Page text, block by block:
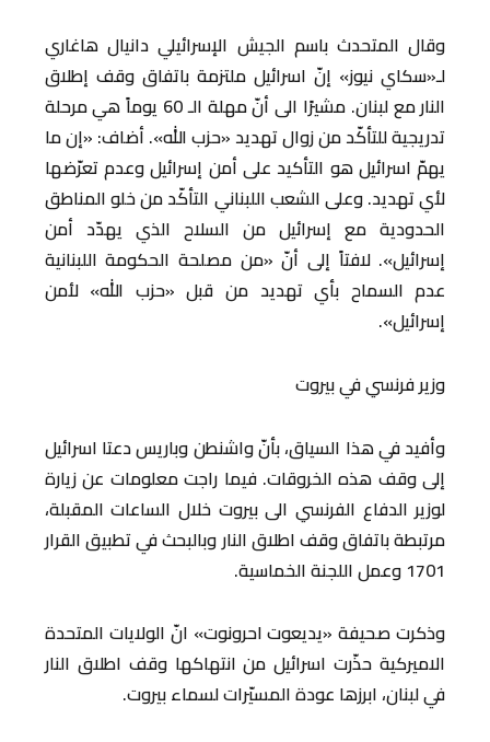
وقال المتحدث باسم الجيش الإسرائيلي دانيال هاغاري
لـ«سكاي نيوز» إنّ اسرائيل ملتزمة باتفاق وقف إطلاق
النار مع لبنان. مشيرًا الى أنّ مهلة الـ 60 يوماً هي مرحلة
تدريجية للتأكّد من زوال تهديد «حزب الله». أضاف: «إن ما
يهمّ اسرائيل هو التأكيد على أمن إسرائيل وعدم تعرّضها
لأي تهديد. وعلى الشعب اللبناني التأكّد من خلو المناطق
الحدودية مع إسرائيل من السلاح الذي يهدّد أمن
إسرائيل». لافتاً إلى أنّ «من مصلحة الحكومة اللبنانية
عدم السماح بأي تهديد من قبل «حزب الله» لأمن
إسرائيل».
وزير فرنسي في بيروت
وأفيد في هذا السياق، بأنّ واشنطن وباريس دعتا اسرائيل
إلى وقف هذه الخروقات. فيما راجت معلومات عن زيارة
لوزير الدفاع الفرنسي الى بيروت خلال الساعات المقبلة،
مرتبطة باتفاق وقف اطلاق النار وبالبحث في تطبيق القرار
1701 وعمل اللجنة الخماسية.
وذكرت صحيفة «يديعوت احرونوت» انّ الولايات المتحدة
الاميركية حذّرت اسرائيل من انتهاكها وقف اطلاق النار
في لبنان، ابرزها عودة المسيّرات لسماء بيروت.